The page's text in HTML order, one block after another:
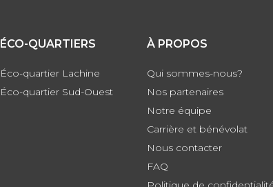
ÉCO-QUARTIERS
Éco-quartier Lachine
Éco-quartier Sud-Ouest
À PROPOS
Qui sommes-nous?
Nos partenaires
Notre équipe
Carrière et bénévolat
Nous contacter
FAQ